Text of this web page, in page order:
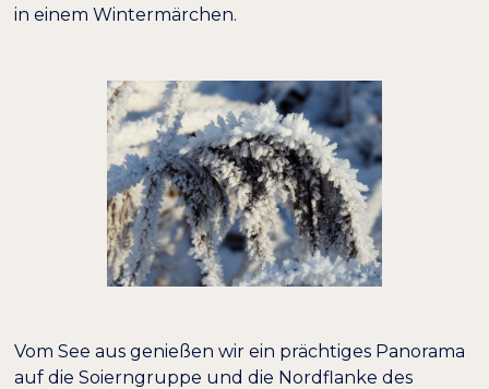
in einem Wintermärchen.
Vom See aus genießen wir ein prächtiges Panorama
auf die Soierngruppe und die Nordflanke des